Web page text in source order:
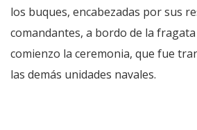
los buques, encabezadas por sus
comandantes, a bordo de la fragata
comienzo la ceremonia, que fue
las demás unidades navales.